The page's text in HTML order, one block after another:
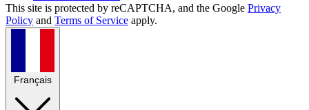
This site is protected by reCAPTCHA, and the Google Privacy
Policy and Terms of Service apply.
Français